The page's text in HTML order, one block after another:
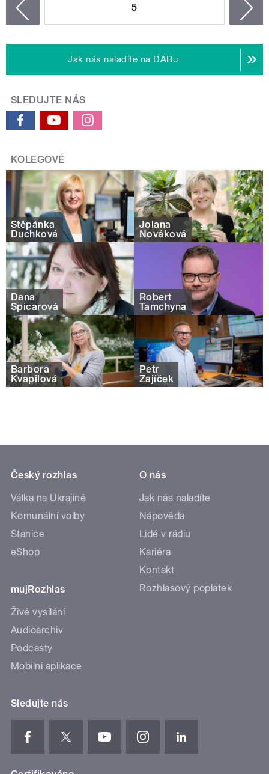
5
Jak nás naladíte na DABu
SLEDUJTE NÁS
KOLEGOVÉ
Štěpánka
Duchková
Jolana
Nováková
Dana
Špicarová
Robert
Tamchyna
Barbora
Kvapilová
Petr
Zajíček
Český rozhlas
Válka na Ukrajině
Komunální volby
Stanice
eShop
mujRozhlas
Živé vysílání
Audioarchiv
Podcasty
Mobilní aplikace
O nás
Jak nás naladíte
Nápověda
Lidé v rádiu
Kariéra
Kontakt
Rozhlasový poplatek
Sledujte nás